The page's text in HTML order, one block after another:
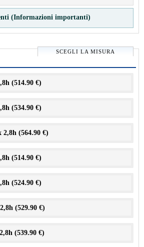
(Informazioni importanti)
SCEGLI LA MISURA
(514.90 €)
(534.90 €)
2,8h (564.90 €)
(514.90 €)
(524.90 €)
(529.90 €)
(539.90 €)